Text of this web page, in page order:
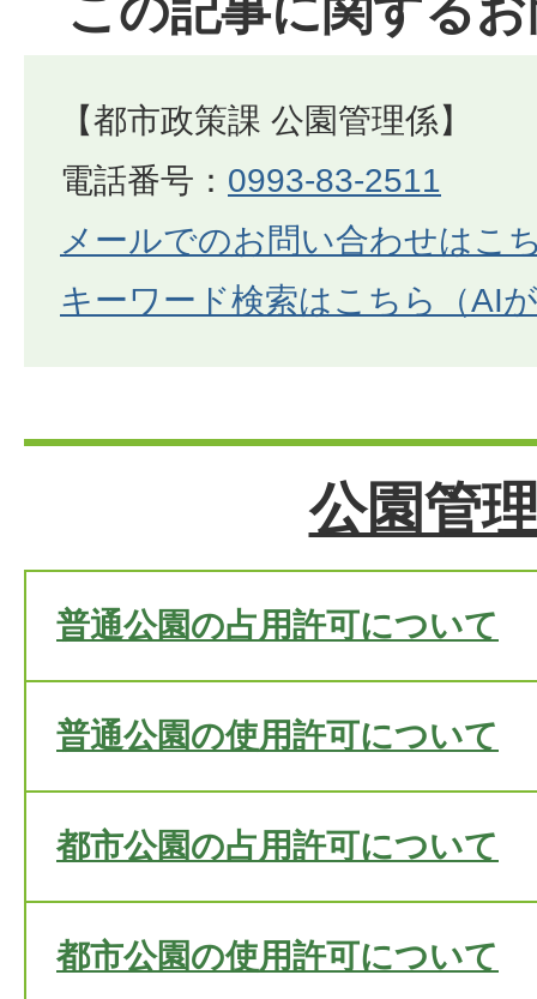
【都市政策課 公園管理係】
電話番号： 0993-83-2511
メールでのお問い合わせはこ
キーワード検索はこちら（AI
公園管
普通公園の占用許可について
普通公園の使用許可について
都市公園の占用許可について
都市公園の使用許可について